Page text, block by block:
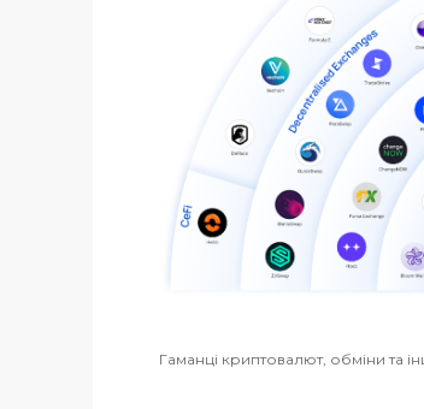
Гаманці криптовалют, обміни та